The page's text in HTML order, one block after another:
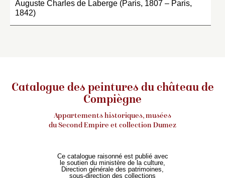
Auguste Charles de Laberge (Paris, 1807 – Paris,
1842)
Catalogue des peintures du château de
Compiègne
Appartements historiques, musées
du Second Empire et collection Dumez
Ce catalogue raisonné est publié avec
le soutien du ministère de la culture,
Direction générale des patrimoines,
sous-direction des collections